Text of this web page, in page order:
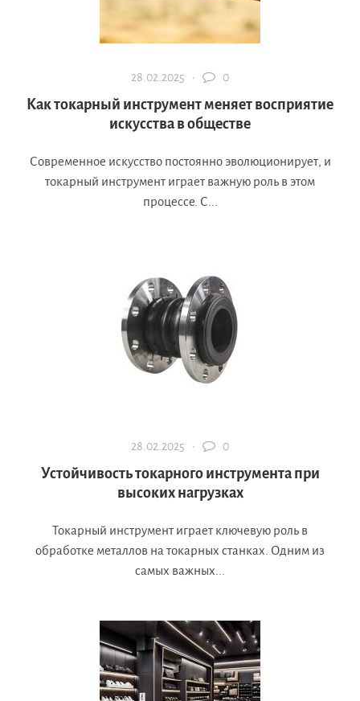
28.02.2025 · 0
Как токарный инструмент меняет восприятие
искусства в обществе
Современное искусство постоянно эволюционирует, и
токарный инструмент играет важную роль в этом
процессе. С...
28.02.2025 · 0
Устойчивость токарного инструмента при
высоких нагрузках
Токарный инструмент играет ключевую роль в
обработке металлов на токарных станках. Одним из
самых важных...